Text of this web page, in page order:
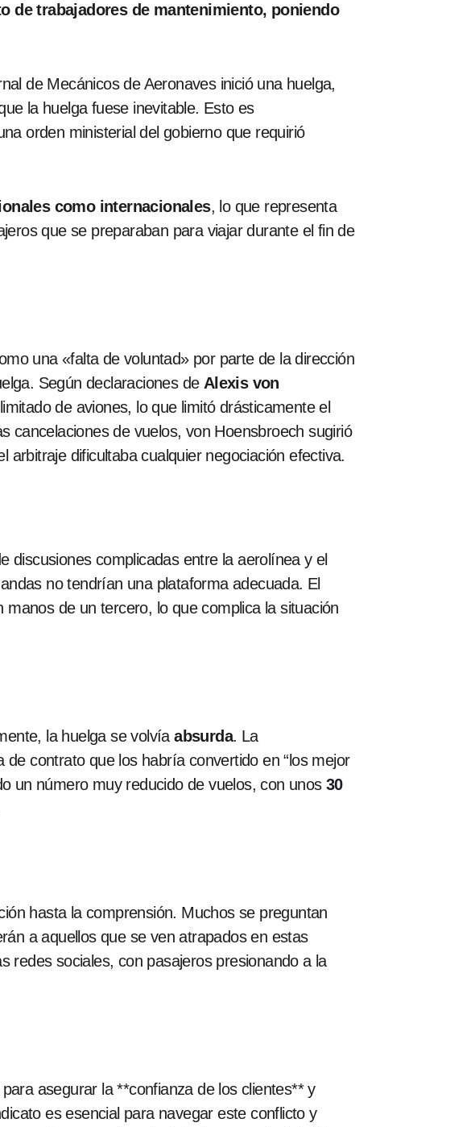
de trabajadores de mantenimiento, poniendo
de Mecánicos de Aeronaves inició una huelga,
la huelga fuese inevitable. Esto es
orden ministerial del gobierno que requirió
como internacionales, lo que representa
que se preparaban para viajar durante el fin de
una «falta de voluntad» por parte de la dirección
Según declaraciones de Alexis von
de aviones, lo que limitó drásticamente el
cancelaciones de vuelos, von Hoensbroech sugirió
dificultaba cualquier negociación efectiva.
discusiones complicadas entre la aerolínea y el
no tendrían una plataforma adecuada. El
de un tercero, lo que complica la situación
la huelga se volvíaabsurda. La
contrato que los habría convertido en “los mejor
un número muy reducido de vuelos, con unos30
hasta la comprensión. Muchos se preguntan
a aquellos que se ven atrapados en estas
redes sociales, con pasajeros presionando a la
asegurar la **confianza de los clientes** y
es esencial para navegar este conflicto y